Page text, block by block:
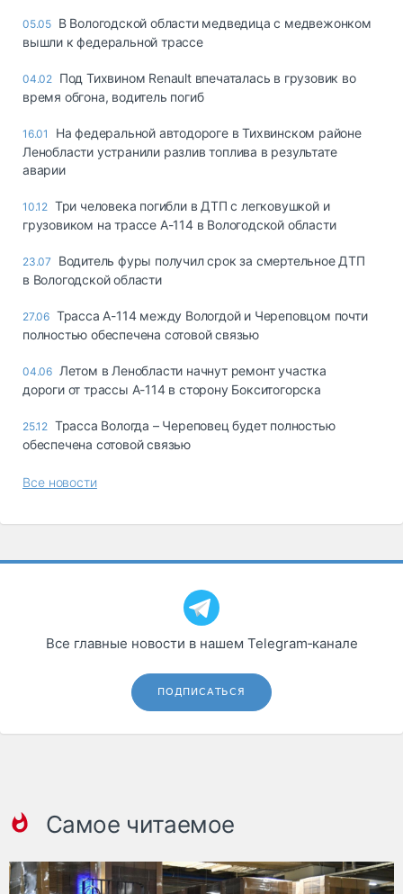
05.05 В Вологодской области медведица с медвежонком
вышли к федеральной трассе
04.02 Под Тихвином Renault впечаталась в грузовик во
время обгона, водитель погиб
16.01
На федеральной автодороге в Тихвинском районе
Ленобласти устранили разлив топлива в результате
аварии
10.12 Три человека погибли в ДТП с легковушкой и
грузовиком на трассе А-114 в Вологодской области
23.07
Водитель фуры получил срок за смертельное ДТП
в Вологодской области
27.06 Трасса А-114 между Вологдой и Череповцом почти
полностью обеспечена сотовой связью
04.06 Летом в Ленобласти начнут ремонт участка
дороги от трассы А-114 в сторону Бокситогорска
25.12 Трасса Вологда – Череповец будет полностью
обеспечена сотовой связью
Все новости
Все главные новости в нашем Telegram‑канале
ПОДПИСАТЬСЯ
Самое читаемое